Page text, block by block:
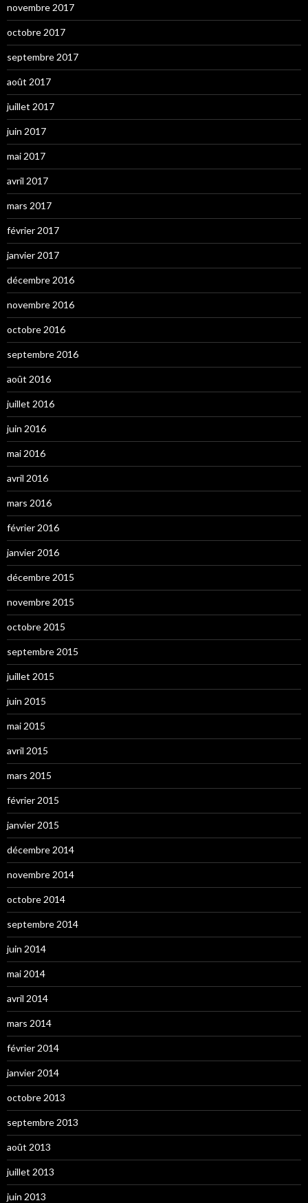
novembre 2017
octobre 2017
septembre 2017
août 2017
juillet 2017
juin 2017
mai 2017
avril 2017
mars 2017
février 2017
janvier 2017
décembre 2016
novembre 2016
octobre 2016
septembre 2016
août 2016
juillet 2016
juin 2016
mai 2016
avril 2016
mars 2016
février 2016
janvier 2016
décembre 2015
novembre 2015
octobre 2015
septembre 2015
juillet 2015
juin 2015
mai 2015
avril 2015
mars 2015
février 2015
janvier 2015
décembre 2014
novembre 2014
octobre 2014
septembre 2014
juin 2014
mai 2014
avril 2014
mars 2014
février 2014
janvier 2014
octobre 2013
septembre 2013
août 2013
juillet 2013
juin 2013